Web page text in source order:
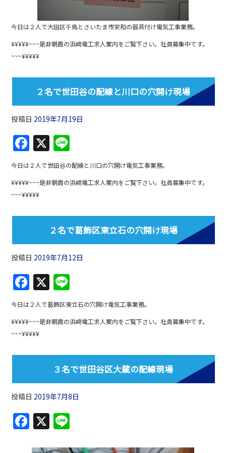
今日は２人で大田区千鳥とさいたま市栄和の器具付け電気工事業務。
¥¥¥¥¥~~~是非朝霞の浜崎電工求人案内をご覧下さい。社員募集中です。
~~~¥¥¥¥¥
２名で世田谷の配線と川口の穴開け現場
投稿日 2019年7月19日
F
a
c
e
o
k
X
n
e
今日は２人で世田谷の配線と川口の穴開け電気工事業務。
¥¥¥¥¥~~~是非朝霞の浜崎電工求人案内をご覧下さい。社員募集中です。
~~~¥¥¥¥¥
２名で葛飾区東立石の穴開け現場
投稿日 2019年7月12日
F
a
c
e
o
o
k
X
n
e
今日は２人で葛飾区東立石の穴開け電気工事業務。
¥¥¥¥¥~~~是非朝霞の浜崎電工求人案内をご覧下さい。社員募集中です。
~~~¥¥¥¥¥
３名で世田谷区大蔵の配線現場
投稿日 2019年7月8日
F
a
X